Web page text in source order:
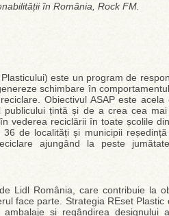
în România, Rock FM.
este un program de
schimbare în
Obiectivul ASAP este
țintă și de a crea cea
vederea reciclării în toate școlile
de localități și municipii
ajungând la peste
Lidl România, care contribuie la
face parte. Strategia REset
și regândirea designului